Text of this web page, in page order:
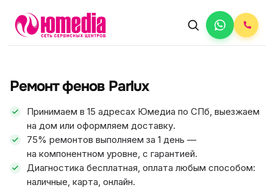
Ремонт фенов Parlux
Принимаем в 15 адресах Юмедиа по СПб, выезжаем
на дом или оформляем доставку.
75% ремонтов выполняем за 1 день —
на компонентном уровне, с гарантией.
Диагностика бесплатная, оплата любым способом:
наличные, карта, онлайн.
ФИКС ЦЕНА
АВТОРИЗОВАННЫЙ СЕРВИС